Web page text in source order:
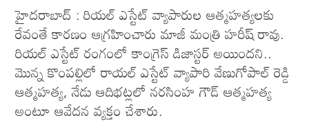
హైదరాబాద్ : రియల్ ఎస్టేట్‌ వ్యాపారుల ఆత్మహత్యలకు
రేవంతే కారణం ఆగ్రహించారు మాజీ మంత్రి హరీష్‌ రావు.
రియల్ ఎస్టేట్ రంగంలో కాంగ్రెస్ డిజాస్టర్ అయిందని..
మొన్న కొంపల్లిలో రాయల్ ఎస్టేట్ వ్యాపారి వేణుగోపాల్ రెడ్డి
ఆత్మహత్య, నేడు ఆదిభట్లలో నరసింహ గౌడ్ ఆత్మహత్య
అంటూ ఆవేదన వ్యక్తం చేశారు.